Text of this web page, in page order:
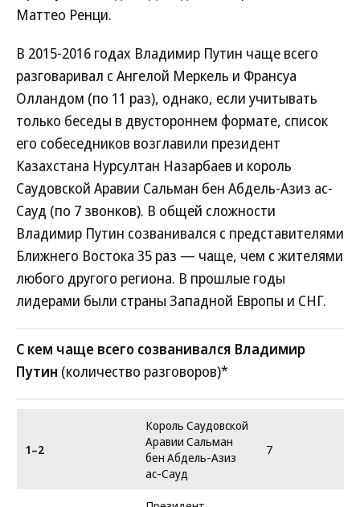
Маттео Ренци.
В 2015-2016 годах Владимир Путин чаще всего
разговаривал с Ангелой Меркель и Франсуа
Олландом (по 11 раз), однако, если учитывать
только беседы в двустороннем формате, список
его собеседников возглавили президент
Казахстана Нурсултан Назарбаев и король
Саудовской Аравии Сальман бен Абдель-Азиз ас-
Сауд (по 7 звонков). В общей сложности
Владимир Путин созванивался с представителями
Ближнего Востока 35 раз — чаще, чем с жителями
любого другого региона. В прошлые годы
лидерами были страны Западной Европы и СНГ.
С кем чаще всего созванивался Владимир
Путин (количество разговоров)*
1–2
Король Саудовской
Аравии Сальман
бен Абдель-Азиз
ас-Сауд
7